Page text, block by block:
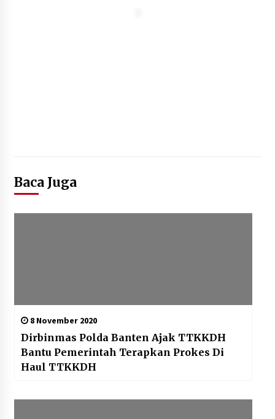
Baca Juga
8 November 2020
Dirbinmas Polda Banten Ajak TTKKDH
Bantu Pemerintah Terapkan Prokes Di
Haul TTKKDH